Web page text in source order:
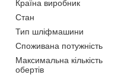
Країна виробник
Стан
Тип шліфмашини
Споживана потужність
Максимальна кількість
обертів